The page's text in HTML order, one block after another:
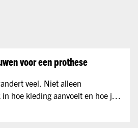
voor een prothese
veel. Niet alleen
hoe kleding aanvoelt en hoe je
die één of twee borsten